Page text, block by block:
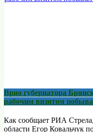
Врио губернатора
рабочим визитом
Как сообщает РИА
области Егор Ковальчук